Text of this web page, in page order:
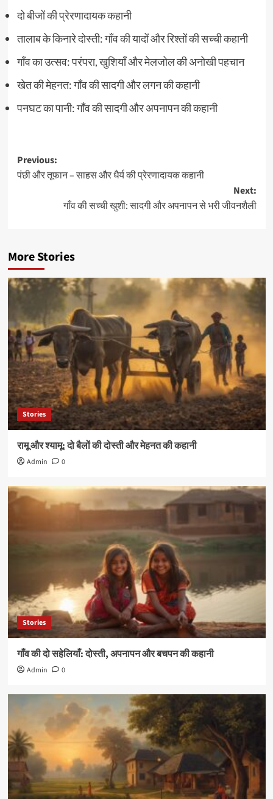
दो बीजों की प्रेरणादायक कहानी
तालाब के किनारे दोस्ती: गाँव की यादों और रिश्तों की सच्ची कहानी
गाँव का उत्सव: परंपरा, खुशियाँ और मेलजोल की अनोखी पहचान
खेत की मेहनत: गाँव की सादगी और लगन की कहानी
पनघट का पानी: गाँव की सादगी और अपनापन की कहानी
Post
navigation
Previous:
पंछी और तूफान – साहस और धैर्य की प्रेरणादायक कहानी
Next:
गाँव की सच्ची खुशी: सादगी और अपनापन से भरी जीवनशैली
More Stories
Stories
रामू और श्यामू: दो बैलों की दोस्ती और मेहनत की कहानी
Admin 0
Stories
गाँव की दो सहेलियाँ: दोस्ती, अपनापन और बचपन की कहानी
Admin 0